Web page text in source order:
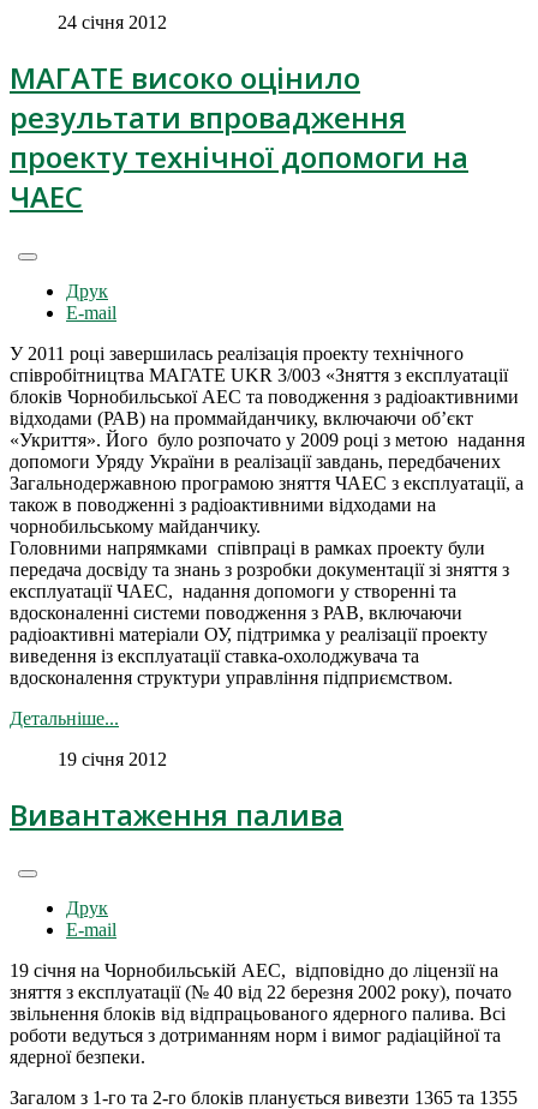
24 січня 2012
МАГАТЕ високо оцінило
результати впровадження
проекту технічної допомоги на
ЧАЕС
Друк
E-mail
У 2011 році завершилась реалізація проекту технічного
співробітництва МАГАТЕ UKR 3/003 «Зняття з експлуатації
блоків Чорнобильської АЕС та поводження з радіоактивними
відходами (РАВ) на проммайданчику, включаючи об’єкт
«Укриття». Його було розпочато у 2009 році з метою надання
допомоги Уряду України в реалізації завдань, передбачених
Загальнодержавною програмою зняття ЧАЕС з експлуатації, а
також в поводженні з радіоактивними відходами на
чорнобильському майданчику.
Головними напрямками співпраці в рамках проекту були
передача досвіду та знань з розробки документації зі зняття з
експлуатації ЧАЕС, надання допомоги у створенні та
вдосконаленні системи поводження з РАВ, включаючи
радіоактивні матеріали ОУ, підтримка у реалізації проекту
виведення із експлуатації ставка-охолоджувача та
вдосконалення структури управління підприємством.
Детальніше...
19 січня 2012
Вивантаження палива
Друк
E-mail
19 січня на Чорнобильській АЕС, відповідно до ліцензії на
зняття з експлуатації (№ 40 від 22 березня 2002 року), почато
звільнення блоків від відпрацьованого ядерного палива. Всі
роботи ведуться з дотриманням норм і вимог радіаційної та
ядерної безпеки.
Загалом з 1-го та 2-го блоків планується вивезти 1365 та 1355